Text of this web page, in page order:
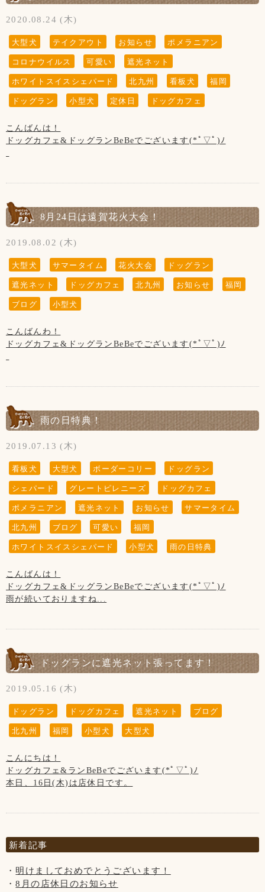
18:00)とさせて頂きます。
※ドッグランのご利用は安全のため、日没までとさせて頂い
【写真について】
Upしています、お写真はトリマーが時間が空いた時に撮影さ
せて頂いております。
んのでご了承くださいませ。
お客様の安全の為にもご協力をお願い致します。
◆お席からは必要最低限の移動(トイレやドッグランなど)以
外はご遠慮頂きます様お願い致します。
お客様同士(わんちゃんも含む)の距離ソーシャルディスタン
スを保って頂きますようお願い致します。
◆ご入店の際は、アルコール消毒とマスクの着用(お食事の時
◆テイクアウトもございます！
ご利用のお客様は出来るだけお1人様でのご入店にご協力下さ
◆ご入店の制限をさせて頂いております。(店内は3組様ま
お客様、わんちゃんの安全を守るためですのでご了承くださ
いませ。
【営業時間について】
コロナウイルス対策として時間短縮営業で11:00～19:00(L.O
※ドッグランのご利用は安全のため、日没までとさせて頂い
ております。
ご来店頂きました全てのわんちゃん達を撮影は出来ていませ
んのでご了承くださいませ。
写真②
(お受け取りの5日前までにご予約下さいませ)
ご予約無し当日の受け取りのご用意はしておりません。ご了
承くださいませ。
※写真のケーキは16cm 2700円です。
(+お箱代200円)
【4月の店休日】
【コロナウイルス対策について】
微力ではございますが、コロナウイルス対策を行っておりま
す。
◆お席からは必要最低限の移動(トイレやドッグランなど)以
外はご遠慮頂きます様お願い申し上げます。
お客様同士(わんちゃんも含む)の距離ソーシャルディスタン
◆ご入店の際は、アルコール消毒とマスクの着用(お食事の時
ご利用のお客様は出来るだけお1人様でのご入店にご協力下さ
いませ。
◆ご入店の制限をさせて頂いております。(店内は3組様ま
で、テラスは2組様まで)
お客様、わんちゃんの安全を守るためですのでご了承くださ
いませ。
【営業時間について】
コロナウイルス対策として時間短縮営業で11:00～19:00(L.O
18:00)とさせて頂きます。
ております。
【写真について】
んのでご了承くださいませ。
2020.08.24 (木)
大型犬 テイクアウト お知らせ ポメラニアン
コロナウイルス 可愛い 遮光ネット
ホワイトスイスシェパード 北九州 看板犬 福岡
ドッグラン 小型犬 定休日 ドッグカフェ
こんばんは！
ドッグカフェ&ドッグランBeBeでございます(*ﾟ▽ﾟ)ﾉ
まだまだ暑い日が続いております！
ドッグランで遊ばれる時は熱中症にお気を付け下さいま
せ！！
店内もコロナ対策で席を減らしておりますので、特に土日祝
は席の空き状況をお電話での確認をおすすめ致します。
よろしくお願いいたします！
【8月の店休日】
6日、13日、20日、27日の木曜日
※16日の第3水曜日
【コロナウイルス対策について】
す。
お客様の安全の為にもご協力をお願い致します。
◆ご入店の際は、アルコール消毒とマスクの着用(お食事の時
以外)をお願い致します。
◆テイクアウトは継続中です！
◆トリミングのみ(お預け、お迎え時)、テイクアウトのみの
いませ。
◆ご入店の制限をさせて頂いております。(店内は3組様ま
お客様、わんちゃんの安全を守るためですのでご了承くださ
いませ。
【営業時間について】
6月～9月までは本来、サマータイムですが、コロナウイルス
がまだ落ち着いていないので、
【写真について】
せて頂いております。
んのでご了承くださいませ。
8月24日は遠賀花火大会！
2019.08.02 (木)
大型犬 サマータイム 花火大会 ドッグラン
遮光ネット ドッグカフェ 北九州 お知らせ 福岡
ブログ 小型犬
こんばんわ！
ドッグカフェ&ドッグランBeBeでございます(*ﾟ▽ﾟ)ﾉ
8月24日(土)に遠賀の花火大会が20:00～行われます！
店内、ドッグラン、テラスから見ることが出来ますので是
非、ご来店下さいませ✩°｡⋆⸜(* ॑꒳ ॑* )⸝
【8月の店休日】
1日、8日、15日、22日、29日の木曜日と
21日(水)の第3水曜日
10月からの消費税増税に伴いまして、
10月1日(火)より当店も価格変更させていただきます。ご了承
くださいませ。
・カフェメニュー
・トリミング(基本料金)
6月1日(土)～9月30(月)の期間中は、営業時間が変わります！
・平日12:00～21:00(ドッグラン11:00～)
・土日祝11:00～21:00(ドッグラン10:00～)
※ラストオーダーは20:00です。
※雨天時は20:00までの営業です。
(ラストオーダー19:00)
雨の日特典！
2019.07.13 (木)
看板犬 大型犬 ボーダーコリー ドッグラン
シェパード グレートピレニーズ ドッグカフェ
ポメラニアン 遮光ネット お知らせ サマータイム
北九州 ブログ 可愛い 福岡
ホワイトスイスシェパード 小型犬 雨の日特典
こんばんは！
ドッグカフェ&ドッグランBeBeでございます(*ﾟ▽ﾟ)ﾉ
雨が続いておりますね...
熊本から来てくれる大河くん！
56㌔...∑(๑º口º๑)!!
BeBeが小さく見えます笑
ボーダーコリーのエマちゃんは、ひとが大好き！！
な女の子でした( *´︶`*)
【7月の店休日】
17日(水)の第3水曜日
【お知らせ】
・カフェメニュー
【サマータイム】
ドッグランに遮光ネット張ってます！
2019.05.16 (木)
ドッグラン ドッグカフェ 遮光ネット ブログ
北九州 福岡 小型犬 大型犬
こんにちは！
ドッグカフェ&ランBeBeでございます(*ﾟ▽ﾟ)ﾉ
本日、16日(木)は店休日です。
ドッグランで遊ばれる時は、遮光ネットの下で休憩しながら
↓バジルの苗成長中...
新着記事
明けましておめでとうございます！
8月の店休日のお知らせ